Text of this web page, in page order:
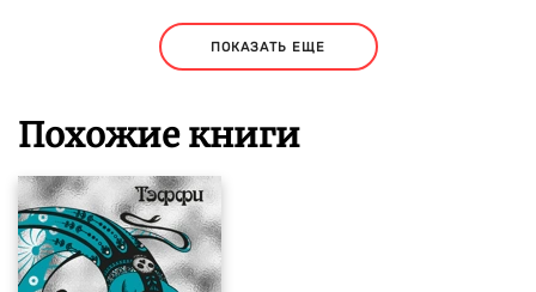
ПОКАЗАТЬ ЕЩЕ
Похожие книги